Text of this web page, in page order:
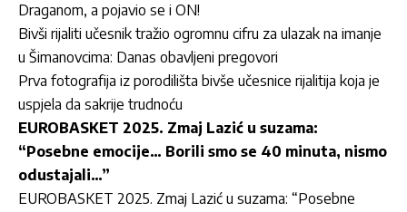
Draganom, a pojavio se i ON!
Bivši rijaliti učesnik tražio ogromnu cifru za ulazak na imanje
u Šimanovcima: Danas obavljeni pregovori
Prva fotografija iz porodilišta bivše učesnice rijalitija koja je
uspjela da sakrije trudnoću
EUROBASKET 2025. Zmaj Lazić u suzama:
“Posebne emocije… Borili smo se 40 minuta, nismo
odustajali…”
EUROBASKET 2025. Zmaj Lazić u suzama: “Posebne